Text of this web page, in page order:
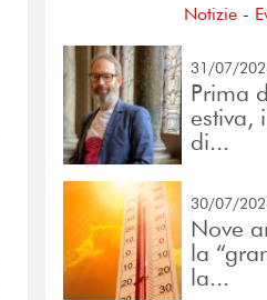
Notizie -
31/07/
Prima
estiva,
di...
30/07/
Nove
la
la...